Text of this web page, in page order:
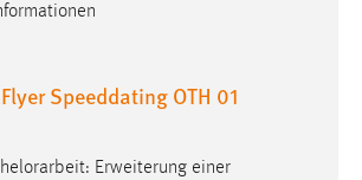
Speeddating OTH 01
: Erweiterung einer